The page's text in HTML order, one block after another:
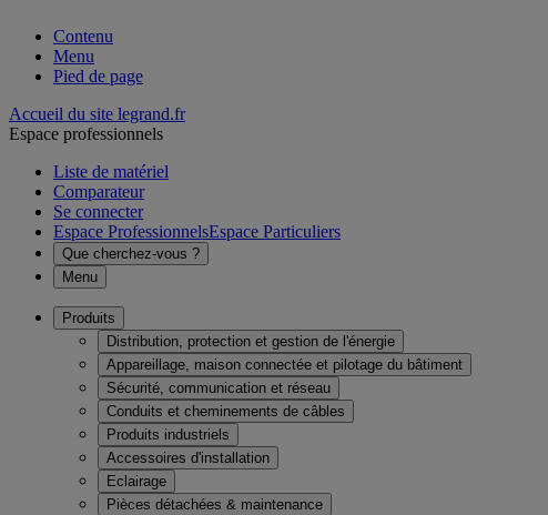
Contenu
Menu
Pied de page
Accueil du site legrand.fr
Espace professionnels
Liste de matériel
Comparateur
Se connecter
Espace ProfessionnelsEspace Particuliers
Que cherchez-vous ?
Menu
Produits
Distribution, protection et gestion de l'énergie
Appareillage, maison connectée et pilotage du bâtiment
Sécurité, communication et réseau
Conduits et cheminements de câbles
Produits industriels
Accessoires d'installation
Eclairage
Pièces détachées & maintenance